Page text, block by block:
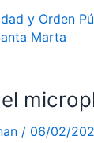
y Orden
Marta
/ 06/02/